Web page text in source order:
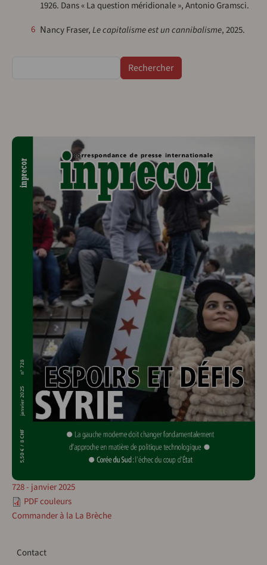
1926. Dans « La question méridionale », Antonio Gramsci.
6
Nancy Fraser,Le capitalisme est un cannibalisme, 2025.
728 - janvier 2025
PDF couleurs
Commander à la La Brèche
Contact
Contact